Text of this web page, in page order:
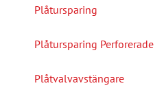
Plåtursparing
Plåtursparing Perforerade
Plåtvalvavstängare